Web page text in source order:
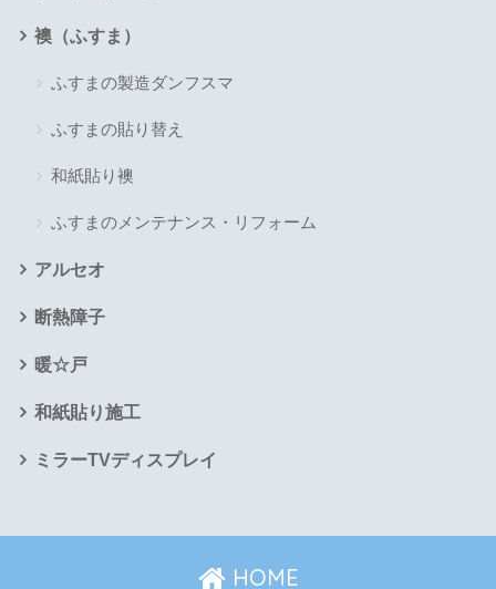
襖（ふすま）
ふすまの製造ダンフスマ
ふすまの貼り替え
和紙貼り襖
ふすまのメンテナンス・リフォーム
アルセオ
断熱障子
暖☆戸
和紙貼り施工
ミラーTVディスプレイ
HOME